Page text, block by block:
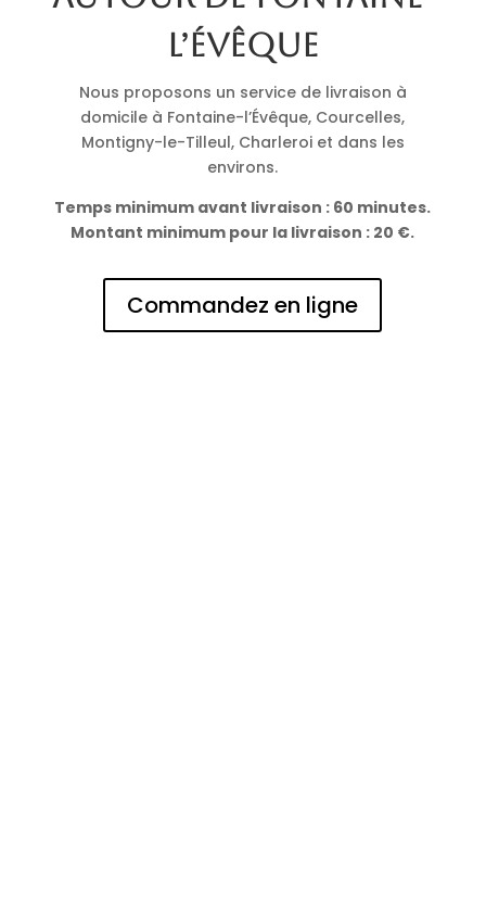
l’Évêque
Nous proposons un service de livraison à
domicile à Fontaine-l’Évêque, Courcelles,
Montigny-le-Tilleul, Charleroi et dans les
environs.
Temps minimum avant livraison : 60 minutes.
Montant minimum pour la livraison : 20 €.
Commandez en ligne